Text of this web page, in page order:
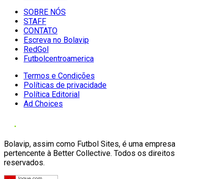
SOBRE NÓS
STAFF
CONTATO
Escreva no Bolavip
RedGol
Futbolcentroamerica
Termos e Condições
Políticas de privacidade
Política Editorial
Ad Choices
Bolavip, assim como Futbol Sites, é uma empresa
pertencente à Better Collective. Todos os direitos
reservados.